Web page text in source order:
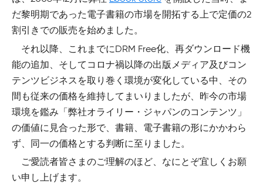
だ黎明期であった電子書籍の市場を開拓する上で定価の2
割引きでの販売を始めました。
それ以降、これまでにDRM Free化、再ダウンロード機
能の追加、そしてコロナ禍以降の出版メディア及びコン
テンツビジネスを取り巻く環境が変化している中、その
間も従来の価格を維持してまいりましたが、昨今の市場
環境を鑑み「弊社オライリー・ジャパンのコンテンツ」
の価値に見合った形で、書籍、電子書籍の形にかかわら
ず、同一の価格とする判断に至りました。
ご愛読者皆さまのご理解のほど、なにとぞ宜しくお願
い申し上げます。